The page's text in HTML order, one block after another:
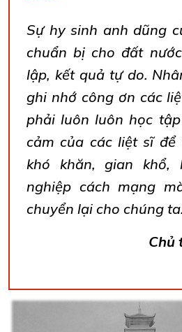
Sự hy sinh anh dũng
chuẩn bị cho đất
lập, kết quả tự do.
ghi nhớ công ơn các
phải luôn luôn học
cảm của các liệt sĩ
khó khăn, gian khổ,
nghiệp cách mạng
chuyển lại cho chúng ta.
Chủ